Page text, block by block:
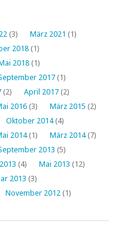
(3) März 2021 (1)
2018 (1)
2018 (1)
2017 (1)
(2) April 2017 (2)
2016 (3) März 2015 (2)
Oktober 2014(4)
2014(1) März 2014(7)
2013 (5)
(4) Mai 2013 (12)
2013 (3)
November 2012 (1)